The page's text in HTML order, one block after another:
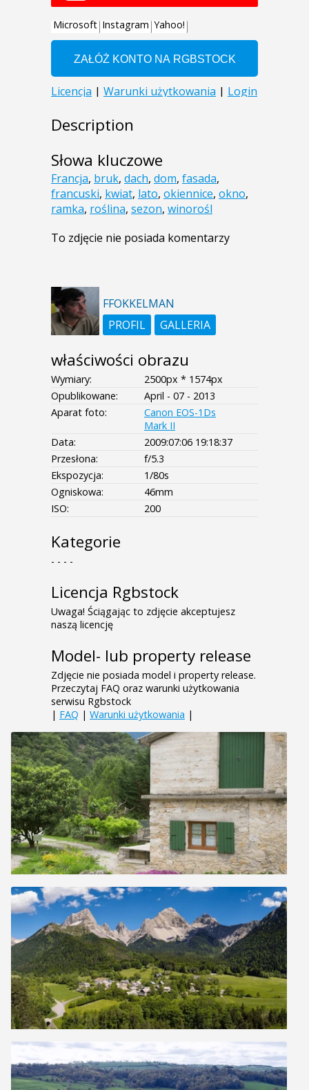
Description
Słowa kluczowe
Francja, bruk, dach, dom, fasada,
francuski, kwiat, lato, okiennice, okno,
ramka, roślina, sezon, winorośl
To zdjęcie nie posiada komentarzy
FFOKKELMAN
PROFIL
GALLERIA
właściwości obrazu
Wymiary:
2500px * 1574px
Opublikowane:
April - 07 - 2013
Aparat foto:
Canon EOS-1Ds
Mark II
Data:
2009:07:06 19:18:37
Przesłona:
f/5.3
Ekspozycja:
1/80s
Ogniskowa:
46mm
ISO:
200
Kategorie
- - - -
Licencja Rgbstock
Uwaga! Ściągając to zdjęcie akceptujesz
naszą licencję
Model- lub property release
Zdjęcie nie posiada model i property release.
Przeczytaj FAQ oraz warunki użytkowania
serwisu Rgbstock
| FAQ | Warunki użytkowania |